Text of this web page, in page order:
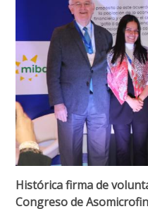
Histórica firma de
Congreso de